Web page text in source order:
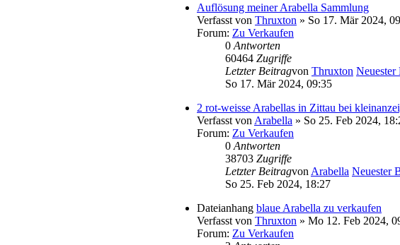
Auflösung meiner Arabella Sammlung
Verfasst von Thruxton » So 17. Mär 2024,
Forum: Zu Verkaufen
0 Antworten
60464 Zugriffe
Letzter Beitragvon Thruxton Neuester
So 17. Mär 2024, 09:35
2 rot-weisse Arabellas in Zittau bei
Verfasst von Arabella » So 25. Feb 2024,
Forum: Zu Verkaufen
0 Antworten
38703 Zugriffe
Letzter Beitragvon Arabella Neuester
So 25. Feb 2024, 18:27
Dateianhang blaue Arabella zu verkaufen
Verfasst von Thruxton » Mo 12. Feb 2024,
Forum: Zu Verkaufen